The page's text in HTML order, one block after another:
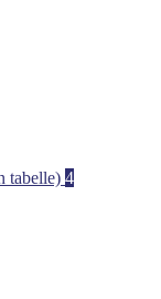
tabelle) 4